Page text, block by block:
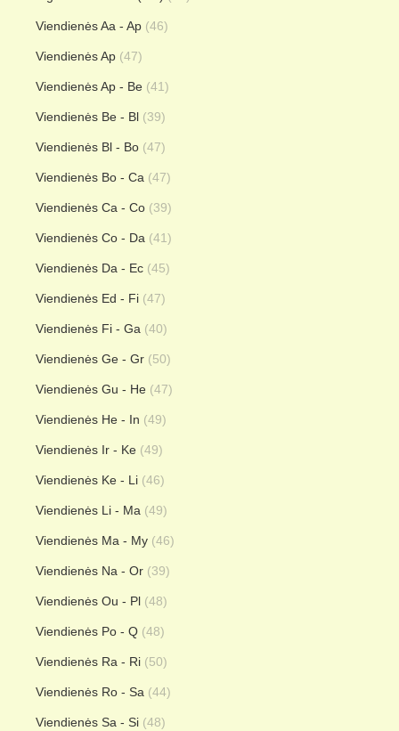
Viendienės Aa - Ap (46)
Viendienės Ap (47)
Viendienės Ap - Be (41)
Viendienės Be - Bl (39)
Viendienės Bl - Bo (47)
Viendienės Bo - Ca (47)
Viendienės Ca - Co (39)
Viendienės Co - Da (41)
Viendienės Da - Ec (45)
Viendienės Ed - Fi (47)
Viendienės Fi - Ga (40)
Viendienės Ge - Gr (50)
Viendienės Gu - He (47)
Viendienės He - In (49)
Viendienės Ir - Ke (49)
Viendienės Ke - Li (46)
Viendienės Li - Ma (49)
Viendienės Ma - My (46)
Viendienės Na - Or (39)
Viendienės Ou - Pl (48)
Viendienės Po - Q (48)
Viendienės Ra - Ri (50)
Viendienės Ro - Sa (44)
Viendienės Sa - Si (48)